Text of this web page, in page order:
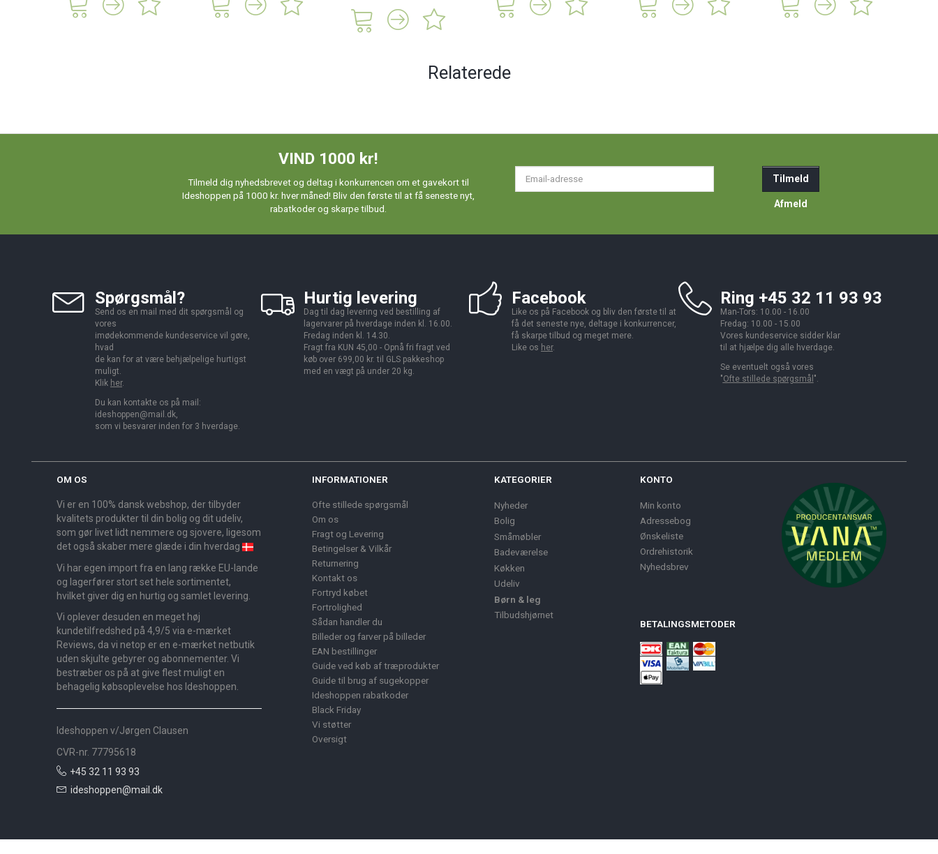
Relaterede
VIND 1000 kr!
Tilmeld dig nyhedsbrevet og deltag i konkurrencen om et gavekort til
Ideshoppen på 1000 kr. hver måned! Bliv den første til at få seneste nyt,
rabatkoder og skarpe tilbud.
Tilmeld
Afmeld
Spørgsmål?
Send os en mail med dit spørgsmål og
vores
imødekommende kundeservice vil gøre,
hvad
de kan for at være behjælpelige hurtigst
muligt.
Klik her.
Du kan kontakte os på mail:
ideshoppen@mail.dk,
som vi besvarer inden for 3 hverdage.
Hurtig levering
Dag til dag levering ved bestilling af
lagervarer på hverdage inden kl. 16.00.
Fredag inden kl. 14.30.
Fragt fra KUN 45,00 - Opnå fri fragt ved
køb over 699,00 kr. til GLS pakkeshop
med en vægt på under 20 kg.
Facebook
Like os på Facebook og bliv den første til at
få det seneste nye, deltage i konkurrencer,
få skarpe tilbud og meget mere.
Like os her.
Ring +45 32 11 93 93
Man-Tors: 10.00 - 16.00
Fredag: 10.00 - 15.00
Vores kundeservice sidder klar
til at hjælpe dig alle hverdage.
Se eventuelt også vores
"Ofte stillede spørgsmål ".
OM OS
Vi er en 100% dansk webshop, der tilbyder
kvalitets produkter til din bolig og dit udeliv,
som gør livet lidt nemmere og sjovere, ligesom
det også skaber mere glæde i din hverdag
Vi har egen import fra en lang række EU-lande
og lagerfører stort set hele sortimentet,
hvilket giver dig en hurtig og samlet levering.
Vi oplever desuden en meget høj
kundetilfredshed på 4,9/5 via e-mærket
Reviews, da vi netop er en e-mærket netbutik
uden skjulte gebyrer og abonnementer. Vi
bestræber os på at give flest muligt en
behagelig købsoplevelse hos Ideshoppen.
Ideshoppen v/Jørgen Clausen
CVR-nr. 77795618
+45 32 11 93 93
ideshoppen@mail.dk
INFORMATIONER
Ofte stillede spørgsmål
Om os
Fragt og Levering
Betingelser & Vilkår
Returnering
Kontakt os
Fortryd købet
Fortrolighed
Sådan handler du
Billeder og farver på billeder
EAN bestillinger
Guide ved køb af træprodukter
Guide til brug af sugekopper
Ideshoppen rabatkoder
Black Friday
Vi støtter
Oversigt
KATEGORIER
Nyheder
Bolig
Småmøbler
Badeværelse
Køkken
Udeliv
Børn & leg
Tilbudshjørnet
KONTO
Min konto
Adressebog
Ønskeliste
Ordrehistorik
Nyhedsbrev
BETALINGSMETODER